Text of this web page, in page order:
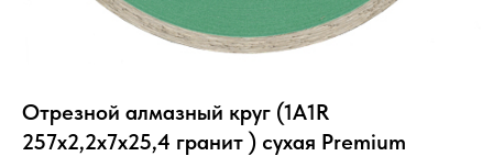
Отрезной алмазный круг (1A1R
257x2,2x7x25,4 гранит ) сухая Premium